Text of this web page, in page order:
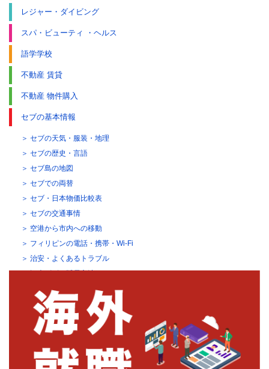
レジャー・ダイビング
スパ・ビューティ ・ヘルス
語学学校
不動産 賃貸
不動産 物件購入
セブの基本情報
セブの天気・服装・地理
セブの歴史・言語
セブ島の地図
セブでの両替
セブ・日本物価比較表
セブの交通事情
空港から市内への移動
フィリピンの電話・携帯・Wi-Fi
治安・よくあるトラブル
観光ビザの延長方法